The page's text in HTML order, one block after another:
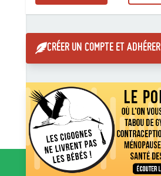
CRÉER UN COMPTE ET ADHÉRER